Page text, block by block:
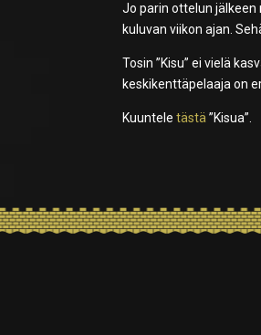
Jo parin ottelun
kuluvan viikon ajan.
Tosin ”Kisu” ei vielä
keskikenttäpelaaja on
Kuunteletästä”Kisua”.